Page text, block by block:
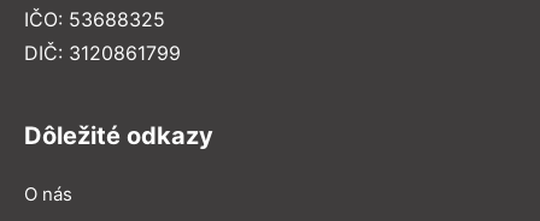
IČO: 53688325
DIČ: 3120861799
Dôležité odkazy
O nás